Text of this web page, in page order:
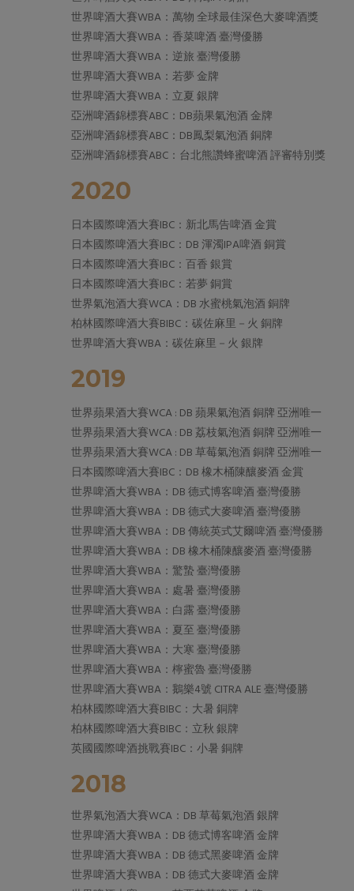
世界啤酒大賽WBA：萬物 全球最佳深色大麥啤酒獎
世界啤酒大賽WBA：香菜啤酒 臺灣優勝
世界啤酒大賽WBA：逆旅 臺灣優勝
世界啤酒大賽WBA：若夢 金牌
世界啤酒大賽WBA：立夏 銀牌
亞洲啤酒錦標賽ABC：DB蘋果氣泡酒 金牌
亞洲啤酒錦標賽ABC：DB鳳梨氣泡酒 銅牌
亞洲啤酒錦標賽ABC：台北熊讚蜂蜜啤酒 評審特別獎
2020
日本國際啤酒大賽IBC：新北馬告啤酒 金賞
日本國際啤酒大賽IBC：DB 渾濁IPA啤酒 銅賞
日本國際啤酒大賽IBC：百香 銀賞
日本國際啤酒大賽IBC：若夢 銅賞
世界氣泡酒大賽WCA：DB 水蜜桃氣泡酒 銅牌
柏林國際啤酒大賽BIBC：碳佐麻里－火 銅牌
世界啤酒大賽WBA：碳佐麻里－火 銀牌
2019
世界蘋果酒大賽WCA : DB 蘋果氣泡酒 銅牌 亞洲唯一
世界蘋果酒大賽WCA : DB 荔枝氣泡酒 銅牌 亞洲唯一
世界蘋果酒大賽WCA : DB 草莓氣泡酒 銅牌 亞洲唯一
日本國際啤酒大賽IBC：DB 橡木桶陳釀麥酒 金賞
世界啤酒大賽WBA：DB 德式博客啤酒 臺灣優勝
世界啤酒大賽WBA：DB 德式大麥啤酒 臺灣優勝
世界啤酒大賽WBA：DB 傳統英式艾爾啤酒 臺灣優勝
世界啤酒大賽WBA：DB 橡木桶陳釀麥酒 臺灣優勝
世界啤酒大賽WBA：驚蟄 臺灣優勝
世界啤酒大賽WBA：處暑 臺灣優勝
世界啤酒大賽WBA：白露 臺灣優勝
世界啤酒大賽WBA：夏至 臺灣優勝
世界啤酒大賽WBA：大寒 臺灣優勝
世界啤酒大賽WBA：檸蜜魯 臺灣優勝
世界啤酒大賽WBA：鵝樂4號 CITRA ALE 臺灣優勝
柏林國際啤酒大賽BIBC：大暑 銅牌
柏林國際啤酒大賽BIBC：立秋 銀牌
英國國際啤酒挑戰賽IBC：小暑 銅牌
2018
世界氣泡酒大賽WCA：DB 草莓氣泡酒 銀牌
世界啤酒大賽WBA：DB 德式博客啤酒 金牌
世界啤酒大賽WBA：DB 德式黑麥啤酒 金牌
世界啤酒大賽WBA：DB 德式大麥啤酒 金牌